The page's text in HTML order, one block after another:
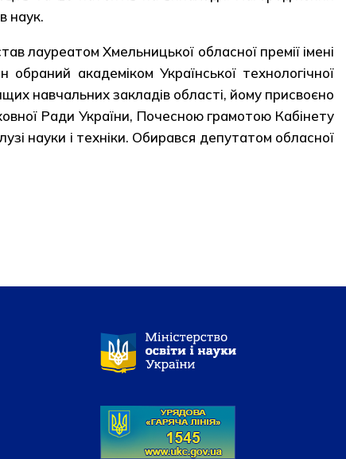
наук.
Хмельницької обласної премії імені
академіком Української технологічної
навчальних закладів області, йому присвоєно
Ради України, Почесною грамотою Кабінету
науки і техніки. Обирався депутатом обласної